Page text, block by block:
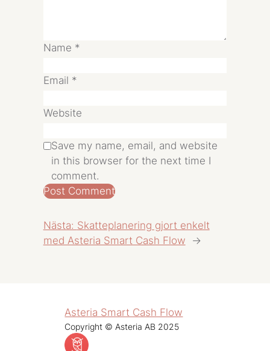
Name *
Email *
Website
Save my name, email, and website
in this browser for the next time I
comment.
Nästa: Skatteplanering gjort enkelt
med Asteria Smart Cash Flow
→
Asteria Smart Cash Flow
Copyright © Asteria AB 2025